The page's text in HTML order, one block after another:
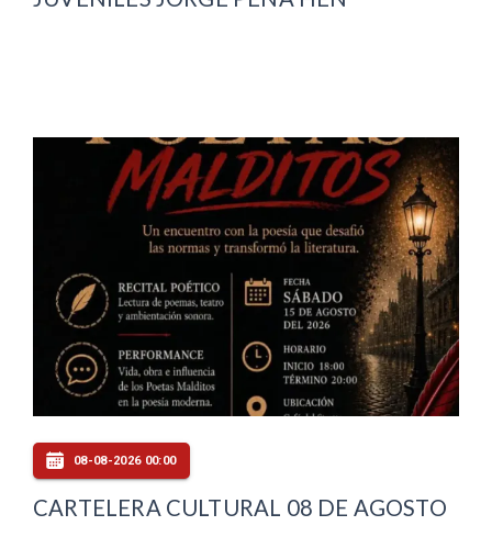
08-08-2026 00:00
CARTELERA CULTURAL 08 DE AGOSTO